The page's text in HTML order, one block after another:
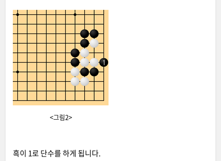
<그림2>
흑이 1로 단수를 하게 됩니다.